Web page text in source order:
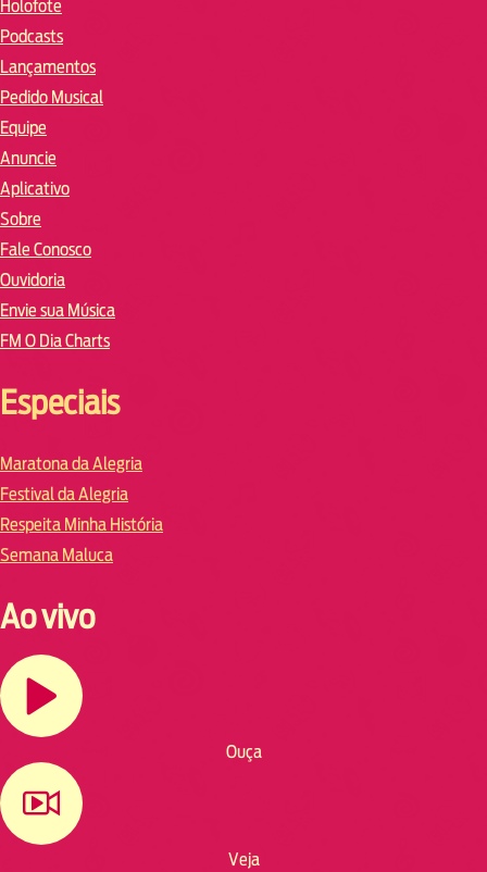
Holofote
Podcasts
Lançamentos
Pedido Musical
Equipe
Anuncie
Aplicativo
Sobre
Fale Conosco
Ouvidoria
Envie sua Música
FM O Dia Charts
Especiais
Maratona da Alegria
Festival da Alegria
Respeita Minha História
Semana Maluca
Ao vivo
Ouça
Veja